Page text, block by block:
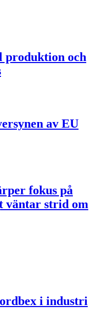
och
av EU
fokus på
väntar strid om
i industri